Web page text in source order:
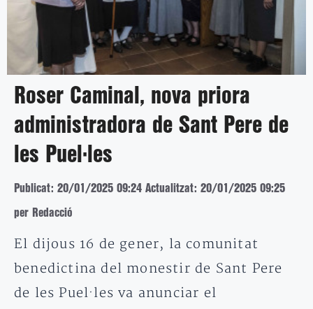
Roser Caminal, nova priora
administradora de Sant Pere de
les Puel·les
Publicat: 20/01/2025 09:24 Actualitzat: 20/01/2025 09:25
per Redacció
El dijous 16 de gener, la comunitat
benedictina del monestir de Sant Pere
de les Puel·les va anunciar el